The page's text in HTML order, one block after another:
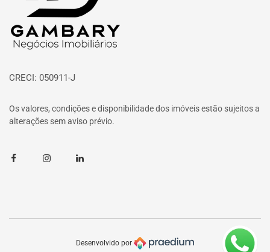
CRECI: 050911-J
Os valores, condições e disponibilidade dos imóveis estão sujeitos a
alterações sem aviso prévio.
FacebookInstagramLinkedin
Desenvolvido por